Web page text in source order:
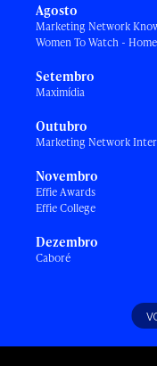
Agosto
Marketing Network
Women To Watch -
Setembro
Maximídia
Outubro
Marketing Network
Novembro
Effie Awards
Effie College
Dezembro
Caboré